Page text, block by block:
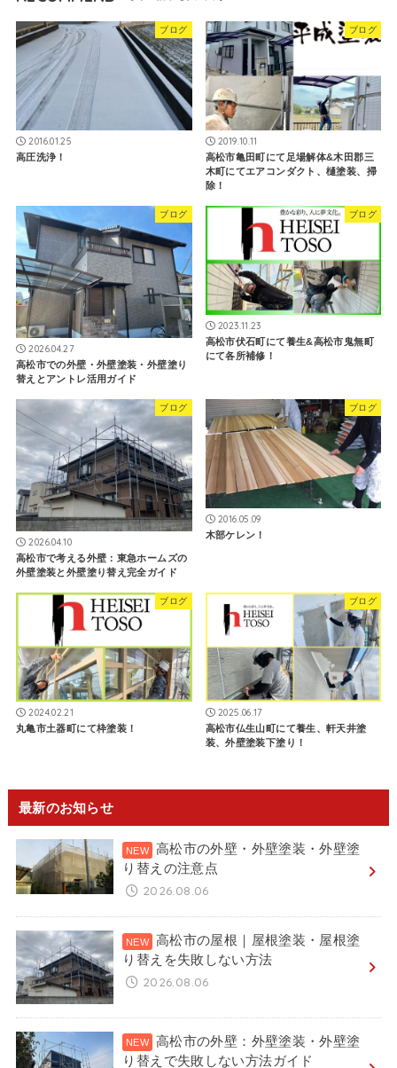
ブログ
2016.01.25
高圧洗浄！
ブログ
2019.10.11
高松市亀田町にて足場解体&木田郡三
木町にてエアコンダクト、樋塗装、掃
除！
ブログ
2026.04.27
高松市での外壁・外壁塗装・外壁塗り
替えとアントレ活用ガイド
ブログ
2023.11.23
高松市伏石町にて養生&高松市鬼無町
にて各所補修！
ブログ
2026.04.10
高松市で考える外壁：東急ホームズの
外壁塗装と外壁塗り替え完全ガイド
ブログ
2016.05.09
木部ケレン！
ブログ
2024.02.21
丸亀市土器町にて枠塗装！
ブログ
2025.06.17
高松市仏生山町にて養生、軒天井塗
装、外壁塗装下塗り！
最新のお知らせ
高松市の外壁・外壁塗装・外壁塗
り替えの注意点
2026.08.06
高松市の屋根｜屋根塗装・屋根塗
り替えを失敗しない方法
2026.08.06
高松市の外壁：外壁塗装・外壁塗
り替えで失敗しない方法ガイド